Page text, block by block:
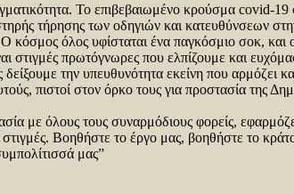
Το επιβεβαιωμένο κρούσμα covid-
τήρησης των οδηγιών και κατευθύνσεων
όλος υφίσταται ένα παγκόσμιο σοκ, και
στιγμές πρωτόγνωρες που ελπίζουμε και
δείξουμε την υπευθυνότητα εκείνη που
πιστοί στον όρκο τους για προστασία της
με όλους τους συναρμόδιους φορείς,
Βοηθήστε το έργο μας, βοηθήστε το
μας”